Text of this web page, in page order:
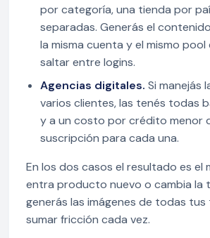
por categoría, una tienda por
separadas. Generás el
la misma cuenta y el mismo
saltar entre logins.
Agencias digitales. Si manejás
varios clientes, las tenés todas
y a un costo por crédito menor
suscripción para cada una.
En los dos casos el resultado es el
entra producto nuevo o cambia la
generás las imágenes de todas tus
sumar fricción cada vez.